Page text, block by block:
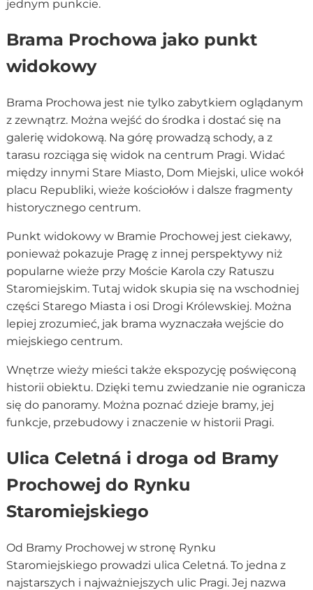
jednym punkcie.
Brama Prochowa jako punkt
widokowy
Brama Prochowa jest nie tylko zabytkiem oglądanym
z zewnątrz. Można wejść do środka i dostać się na
galerię widokową. Na górę prowadzą schody, a z
tarasu rozciąga się widok na centrum Pragi. Widać
między innymi Stare Miasto, Dom Miejski, ulice wokół
placu Republiki, wieże kościołów i dalsze fragmenty
historycznego centrum.
Punkt widokowy w Bramie Prochowej jest ciekawy,
ponieważ pokazuje Pragę z innej perspektywy niż
popularne wieże przy Moście Karola czy Ratuszu
Staromiejskim. Tutaj widok skupia się na wschodniej
części Starego Miasta i osi Drogi Królewskiej. Można
lepiej zrozumieć, jak brama wyznaczała wejście do
miejskiego centrum.
Wnętrze wieży mieści także ekspozycję poświęconą
historii obiektu. Dzięki temu zwiedzanie nie ogranicza
się do panoramy. Można poznać dzieje bramy, jej
funkcje, przebudowy i znaczenie w historii Pragi.
Ulica Celetná i droga od Bramy
Prochowej do Rynku
Staromiejskiego
Od Bramy Prochowej w stronę Rynku
Staromiejskiego prowadzi ulica Celetná. To jedna z
najstarszych i najważniejszych ulic Pragi. Jej nazwa